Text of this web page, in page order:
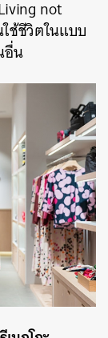
not
ช้ชีวิตในแบบ
อื่น